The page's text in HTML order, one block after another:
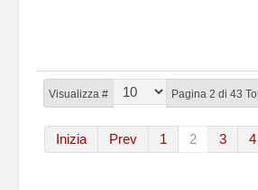
Visualizza # Pagina 2 di 43
Inizia Prev 1 2 3 4